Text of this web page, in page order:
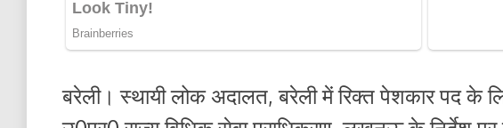
बरेली। स्थायी लोक अदालत, बरेली में रिक्त पेशकार पद के